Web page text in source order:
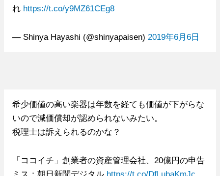
れ https://t.co/y9MZ61CEg8
— Shinya Hayashi (@shinyapaisen) 2019年6月6日
希少価値の高い楽器は年数を経ても価値が下がらな
いので減価償却が認められないみたい。
税理士は訴えられるのかな？
「ココイチ」創業者の資産管理会社、20億円の申告
ミス：朝日新聞デジタル https://t.co/DfLubaKmJc